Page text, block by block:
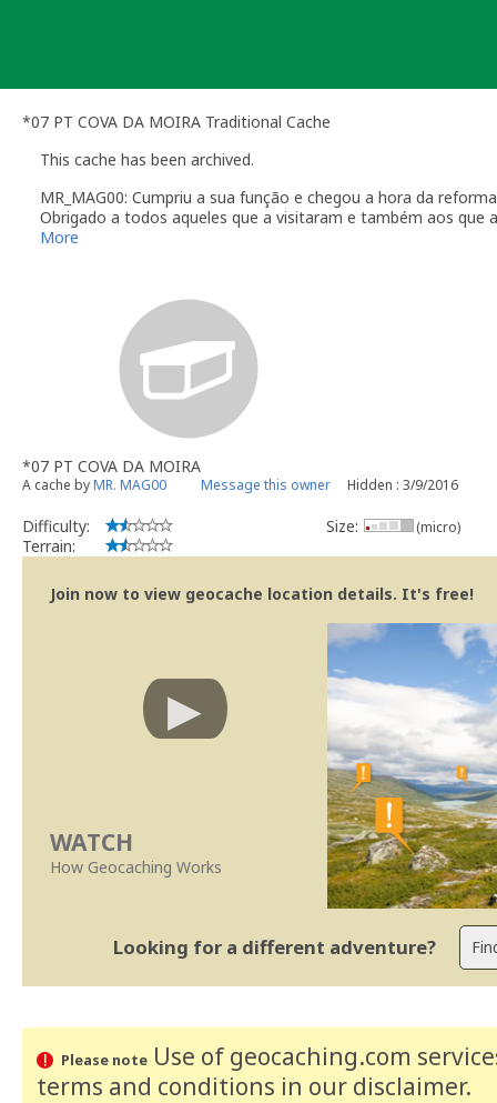
*07 PT COVA DA MOIRA Traditional Cache
This cache has been archived.
MR_MAG00: Cumpriu a sua função e chegou a hora da
Obrigado a todos aqueles que a visitaram e também aos que
[;)] [:D] [^]
More
*07 PT COVA DA MOIRA
A cache byMR. MAG00 Message this owner Hidden : 3/9/2016
Difficulty:
Terrain:
Size: (micro)
Join now to view geocache location details. It's free!
WATCH
How Geocaching Works
Looking for a different adventure?
Please noteUse of geocaching.com
terms and conditions in our disclaimer.